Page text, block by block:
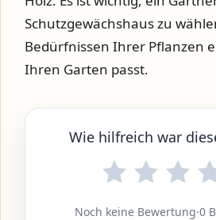
Schutzgewächshaus zu
Bedürfnissen Ihrer Pflanzen
Ihren Garten passt.
Wie hilfreich war
Noch keine Bewertung·0